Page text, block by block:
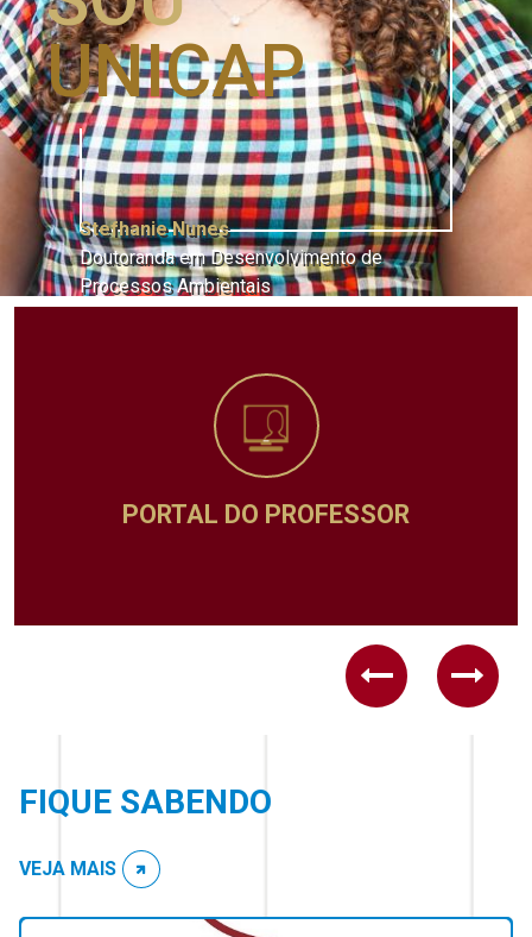
UNICAP
Stefhanie Nunes
Doutoranda em Desenvolvimento de
Processos Ambientais
PORTAL DO PROFESSOR
Previous
Next
FIQUE SABENDO
VEJA MAIS